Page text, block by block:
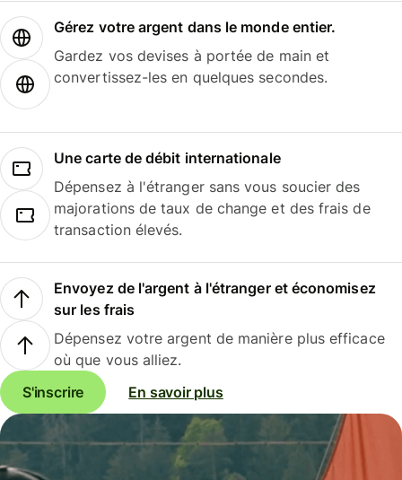
Gérez votre argent dans le monde entier.
Gardez vos devises à portée de main et
convertissez-les en quelques secondes.
Une carte de débit internationale
Dépensez à l'étranger sans vous soucier des
majorations de taux de change et des frais de
transaction élevés.
Envoyez de l'argent à l'étranger et économisez
sur les frais
Dépensez votre argent de manière plus efficace
où que vous alliez.
S'inscrire
En savoir plus